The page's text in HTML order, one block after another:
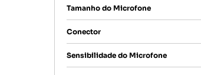
Tamanho do Microfone
Conector
Sensibilidade do Microfone